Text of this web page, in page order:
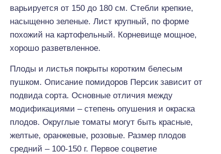
варьируется от 150 до 180 см. Стебли крепкие,
насыщенно зеленые. Лист крупный, по форме
похожий на картофельный. Корневище мощное,
хорошо разветвленное.
Плоды и листья покрыты коротким белесым
пушком. Описание помидоров Персик зависит от
подвида сорта. Основные отличия между
модификациями – степень опушения и окраска
плодов. Округлые томаты могут быть красные,
желтые, оранжевые, розовые. Размер плодов
средний – 100-150 г. Первое соцветие